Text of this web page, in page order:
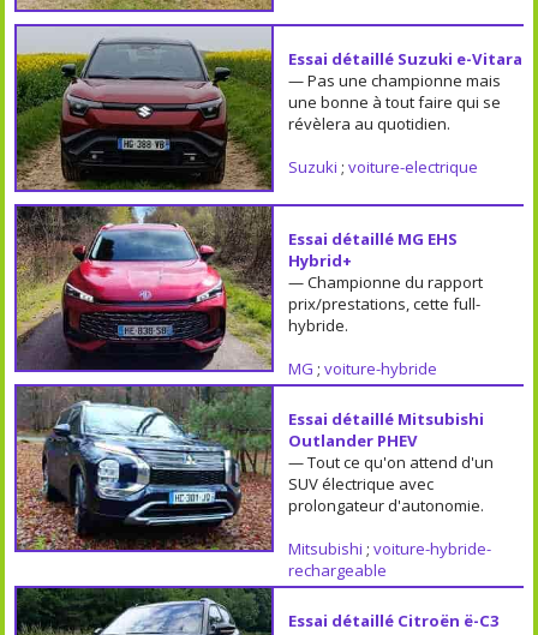
Essai détaillé Suzuki e-Vitara
— Pas une championne mais
une bonne à tout faire qui se
révèlera au quotidien.
Suzuki ; voiture-electrique
Essai détaillé MG EHS
Hybrid+
— Championne du rapport
prix/prestations, cette full-
hybride.
MG ; voiture-hybride
Essai détaillé Mitsubishi
Outlander PHEV
— Tout ce qu'on attend d'un
SUV électrique avec
prolongateur d'autonomie.
Mitsubishi ; voiture-hybride-
rechargeable
Essai détaillé Citroën ë-C3